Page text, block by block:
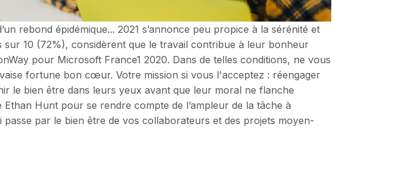
rebond épidémique... 2021 s’annonce peu propice à la sérénité et
10 (72%), considèrent que le travail contribue à leur bonheur
pour Microsoft France1 2020. Dans de telles conditions, ne vous
fortune bon cœur. Votre mission si vous l'acceptez : réengager
le bien être dans leurs yeux avant que leur moral ne flanche
Ethan Hunt pour se rendre compte de l’ampleur de la tâche à
passe par le bien être de vos collaborateurs et des projets moyen-